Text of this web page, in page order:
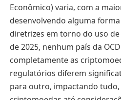
Econômico) varia, com a
desenvolvendo alguma
diretrizes em torno do uso
de 2025, nenhum país da
completamente as
regulatórios diferem
para outro, impactando